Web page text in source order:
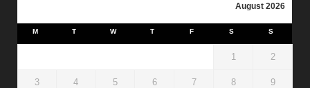
August 2026
M T W T F S S
1 2
3 4 5 6 7 8 9